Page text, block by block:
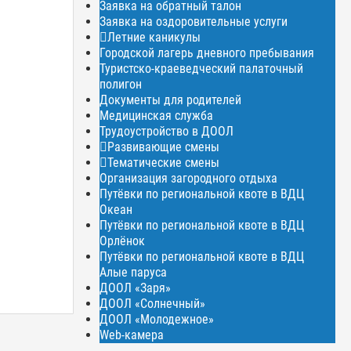
Заявка на обратный талон
Заявка на оздоровительные услуги
Летние каникулы
Городской лагерь дневного пребывания
Туристско-краеведческий палаточный
полигон
Документы для родителей
Медицинская служба
Трудоустройство в ДООЛ
Развивающие смены
Тематические смены
Организация загородного отдыха
Путёвки по региональной квоте в ВДЦ
Океан
Путёвки по региональной квоте в ВДЦ
Орлёнок
Путёвки по региональной квоте в ВДЦ
Алые паруса
ДООЛ «Заря»
ДООЛ «Солнечный»
ДООЛ «Молодежное»
Web-камера